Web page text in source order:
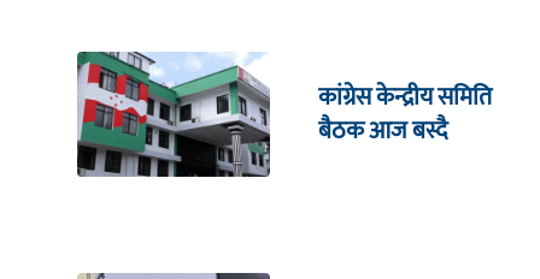
कांग्रेस केन्द्रीय समिति
बैठक आज बस्दै